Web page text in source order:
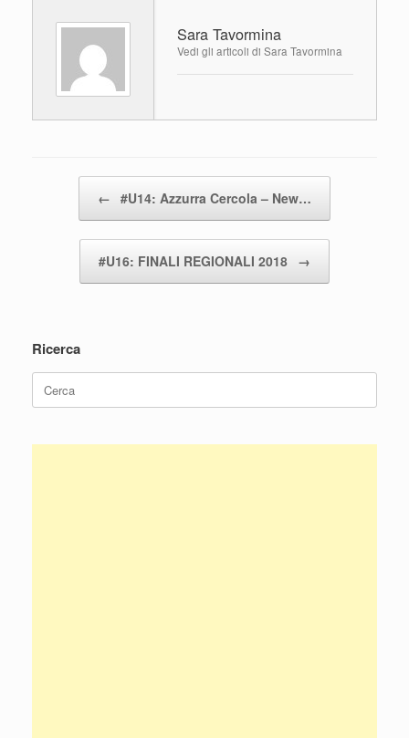
e
b
o
o
k
er
vi
di
Sara Tavormina
Vedi gli articoli di Sara Tavormina
← #U14: Azzurra Cercola – New…
#U16: FINALI REGIONALI 2018 →
Ricerca
Ricerca
per: